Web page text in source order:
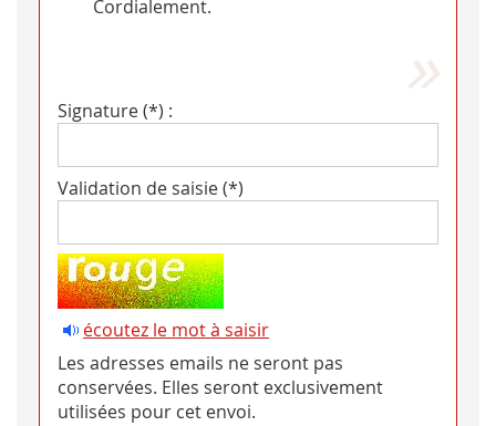
Cordialement.
Signature (*) :
Validation de saisie (*)
écoutez le mot à saisir
Les adresses emails ne seront pas
conservées. Elles seront exclusivement
utilisées pour cet envoi.